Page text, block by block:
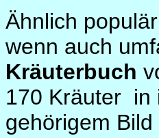
Ähnlich
wenn auch
Kräuterbuch
170 Kräuter in
gehörigem